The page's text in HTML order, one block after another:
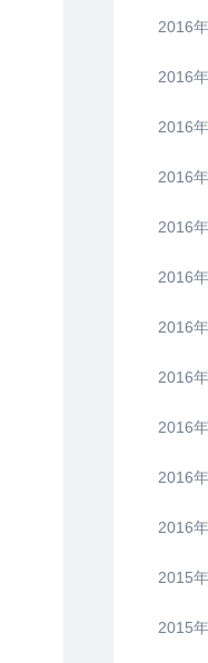
2016
2016
2016
2016
2016
2016
2016
2016
2016
2016
2016
2015
2015